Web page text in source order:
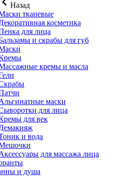
Назад
тканевые
косметика
для лица
и скрабы для губ
кремы и масла
маски
для лица
для век
и вода
для массажа лица
и душа